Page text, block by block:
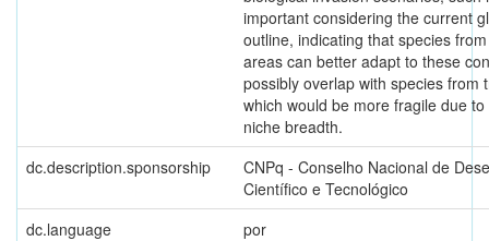
important considering the current
outline, indicating that species
areas can better adapt to these
possibly overlap with species from
which would be more fragile due
niche breadth.
dc.description.sponsorship
CNPq - Conselho Nacional de
Científico e Tecnológico
dc.language
por